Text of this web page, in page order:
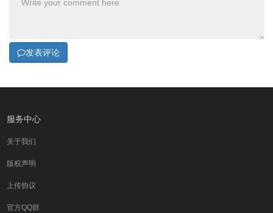
发表评论
服务中心
关于我们
版权声明
上传协议
官方QQ群